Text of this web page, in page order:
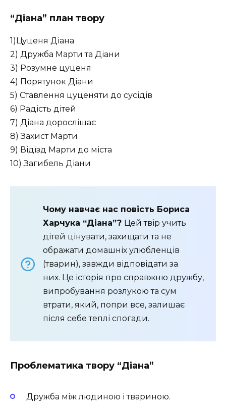
“Діана” план твору
1)Цуценя Діана
2) Дружба Марти та Діани
3) Розумне цуценя
4) Порятунок Діани
5) Ставлення цуценяти до сусідів
6) Радість дітей
7) Діана дорослішає
8) Захист Марти
9) Відїзд Марти до міста
10) Загибель Діани
Чому навчає нас повість Бориса
Харчука “Діана”? Цей твір учить
дітей цінувати, захищати та не
ображати домашніх улюбленців
(тварин), завжди відповідати за
них. Це історія про справжню дружбу,
випробування розлукою та сум
втрати, який, попри все, залишає
після себе теплі спогади.
Проблематика твору “Діана”
Дружба між людиною і твариною.